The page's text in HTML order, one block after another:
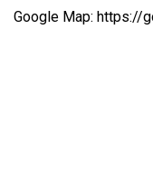
Google Map: https://